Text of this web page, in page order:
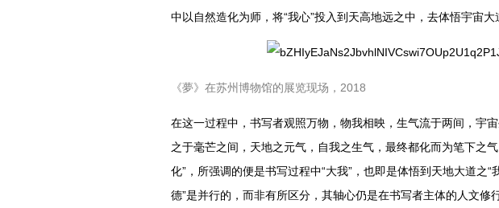
中以自然造化为师，将“我心”投入到天高地远之中，去体悟宇宙大
《夢》在苏州博物馆的展览现场，2018
在这一过程中，书写者观照万物，物我相映，生气流于两间，宇
之于毫芒之间，天地之元气，自我之生气，最终都化而为笔下之
化”，所强调的便是书写过程中“大我”，也即是体悟到天地大道之“
德”是并行的，而非有所区分，其轴心仍是在书写者主体的人文修